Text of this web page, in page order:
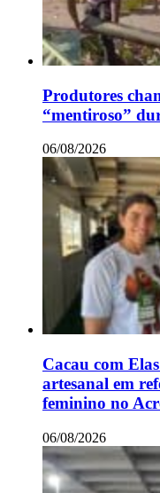
Produtores
“mentiroso”
06/08/2026
Cacau com
artesanal em
feminino no
06/08/2026